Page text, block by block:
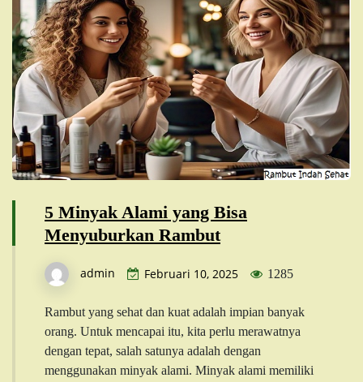
5 Minyak Alami yang Bisa
Menyuburkan Rambut
admin Februari 10, 2025 1285
Rambut yang sehat dan kuat adalah impian banyak
orang. Untuk mencapai itu, kita perlu merawatnya
dengan tepat, salah satunya adalah dengan
menggunakan minyak alami. Minyak alami memiliki